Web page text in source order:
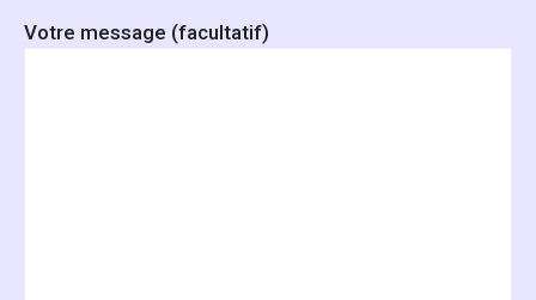
Votre message (facultatif)